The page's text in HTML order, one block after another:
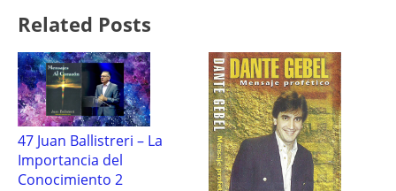
Related Posts
47 Juan Ballistreri – La
Importancia del
Conocimiento 2